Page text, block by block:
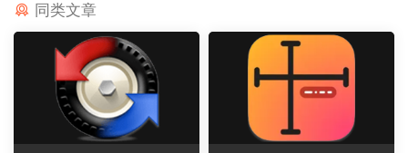
同类文章